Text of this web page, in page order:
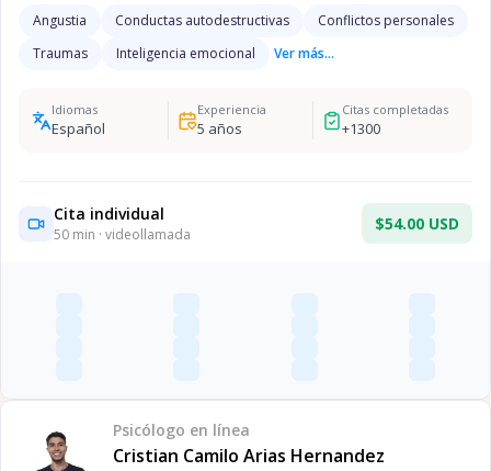
Angustia Conductas autodestructivas
Conflictos personales
Traumas
Inteligencia emocional Ver más...
Idiomas
Español
Experiencia
5 años
Citas completadas
+1300
Cita individual
50 min · videollamada
$54.00 USD
Psicólogo en línea
Cristian Camilo Arias Hernandez